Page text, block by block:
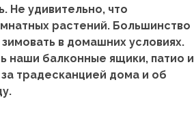
Не удивительно, что
растений. Большинство
в домашних условиях.
наши балконные ящики, патио и
традесканцией дома и об